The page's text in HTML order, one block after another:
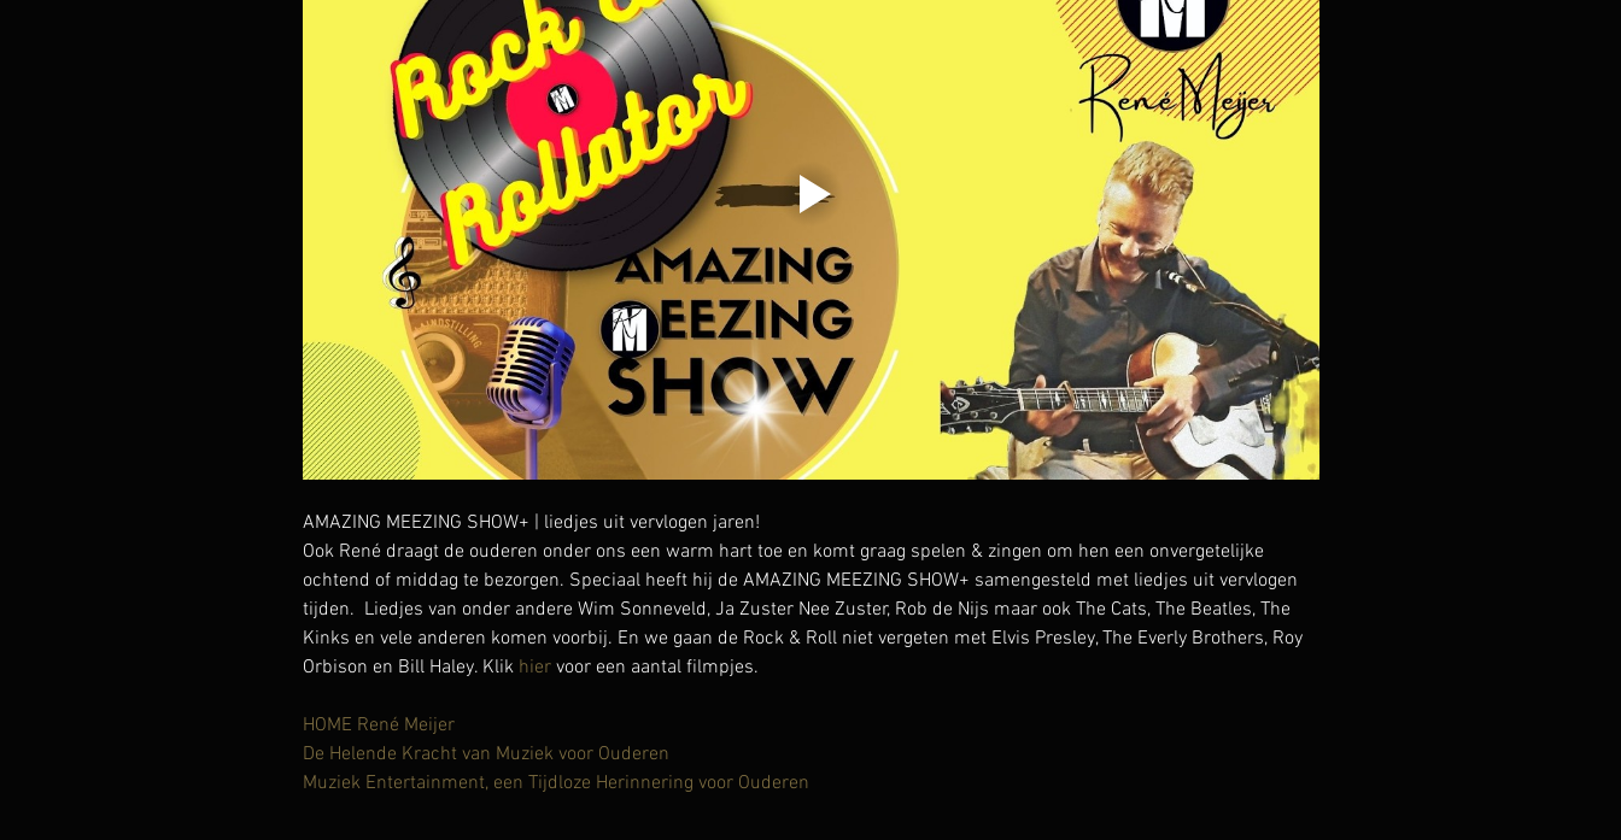
AMAZING MEEZING SHOW+ | liedjes uit vervlogen jaren!
Ook René draagt de ouderen onder ons een warm hart toe en komt graag spelen & zingen om hen een onvergetelijke
ochtend of middag te bezorgen. Speciaal heeft hij de AMAZING MEEZING SHOW+ samengesteld met liedjes uit vervlogen
tijden.  Liedjes van onder andere Wim Sonneveld, Ja Zuster Nee Zuster, Rob de Nijs maar ook The Cats, The Beatles, The
Kinks en vele anderen komen voorbij. En we gaan de Rock & Roll niet vergeten met Elvis Presley, The Everly Brothers, Roy
Orbison en Bill Haley. Klik hier voor een aantal filmpjes.
HOME René Meijer
De Helende Kracht van Muziek voor Ouderen
Muziek Entertainment, een Tijdloze Herinnering voor Ouderen